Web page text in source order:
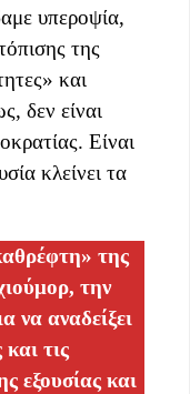
υπεροψία,
της
και
δεν είναι
Είναι
κλείνει τα
της
την
να αναδείξει
και τις
εξουσίας και